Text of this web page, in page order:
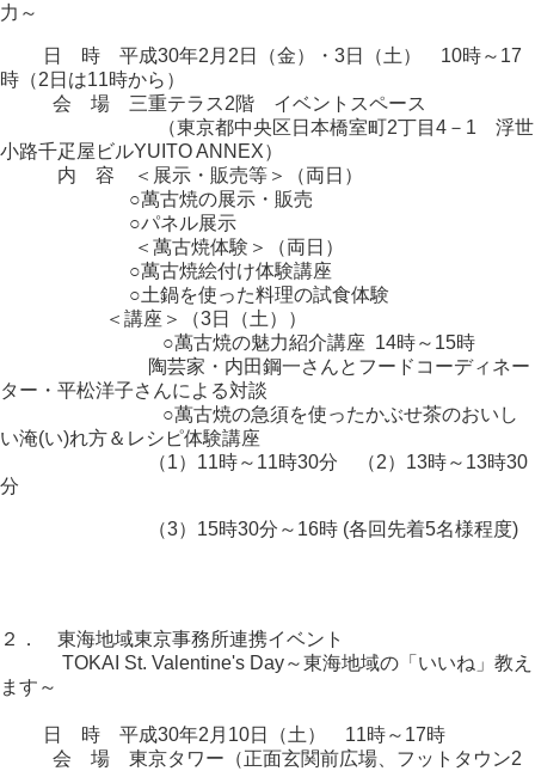
力～
日 時 平成30年2月2日（金）・3日（土） 10時～17
時（2日は11時から）
会 場 三重テラス2階 イベントスペース
（東京都中央区日本橋室町2丁目4－1 浮世
小路千疋屋ビルYUITO ANNEX）
内 容 ＜展示・販売等＞（両日）
○萬古焼の展示・販売
○パネル展示
＜萬古焼体験＞（両日）
○萬古焼絵付け体験講座
○土鍋を使った料理の試食体験
＜講座＞（3日（土））
○萬古焼の魅力紹介講座 14時～15時
陶芸家・内田鋼一さんとフードコーディネー
ター・平松洋子さんによる対談
○萬古焼の急須を使ったかぶせ茶のおいし
い淹(い)れ方＆レシピ体験講座
（1）11時～11時30分 （2）13時～13時30
分
（3）15時30分～16時 (各回先着5名様程度)
２． 東海地域東京事務所連携イベント
TOKAI St. Valentine's Day～東海地域の「いいね」教え
ます～
日 時 平成30年2月10日（土） 11時～17時
会 場 東京タワー（正面玄関前広場、フットタウン2